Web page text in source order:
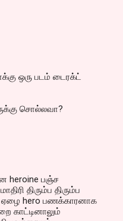
ஒரு படம் டைரக்ட்
சொல்லவா?
heroine பஞ்ச
திரும்ப திரும்ப
ஏழை hero பணக்காரனாக
காட்டினாலும்